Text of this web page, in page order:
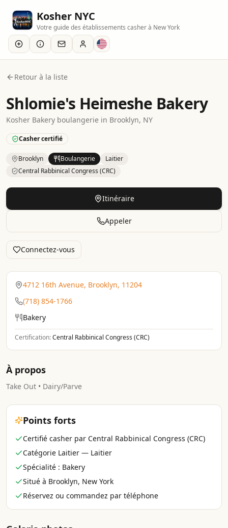
Kosher NYC
Votre guide des établissements casher à New York
Retour à la liste
Shlomie's Heimeshe Bakery
Kosher Bakery boulangerie in Brooklyn, NY
Casher certifié
Brooklyn Boulangerie
Laitier
Central Rabbinical Congress (CRC)
Kosher
Itinéraire
Appeler
Connectez-vous
4712 16th Avenue, Brooklyn, 11204
(718) 854-1766
Bakery
Certification:Central Rabbinical Congress (CRC)
À propos
Take Out • Dairy/Parve
Points forts
Certifié casher par Central Rabbinical Congress (CRC)
Catégorie Laitier — Laitier
Spécialité : Bakery
Situé à Brooklyn, New York
Réservez ou commandez par téléphone